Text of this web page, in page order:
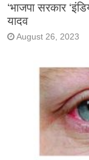
‘भाजपा सरकार
यादव
August 26, 2023